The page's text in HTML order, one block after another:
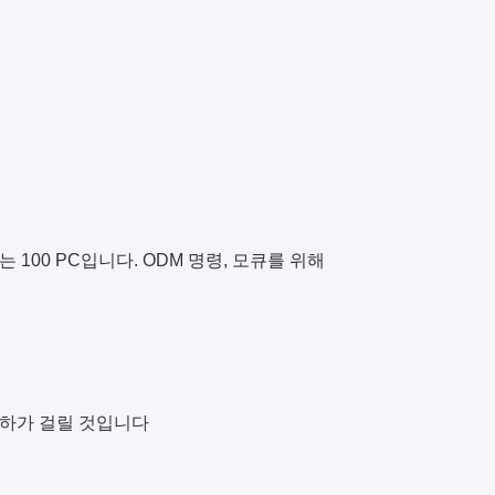
100 PC입니다. ODM 명령, 모큐를 위해
가 걸릴 것입니다